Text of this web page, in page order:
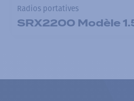
Radios portatives
SRX2200 Modèle